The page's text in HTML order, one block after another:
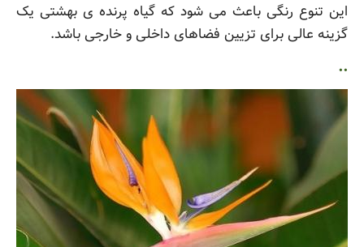
این تنوع رنگی باعث می شود که گیاه پرنده ی بهشتی یک
گزینه عالی برای تزیین فضاهای داخلی و خارجی باشد.
..